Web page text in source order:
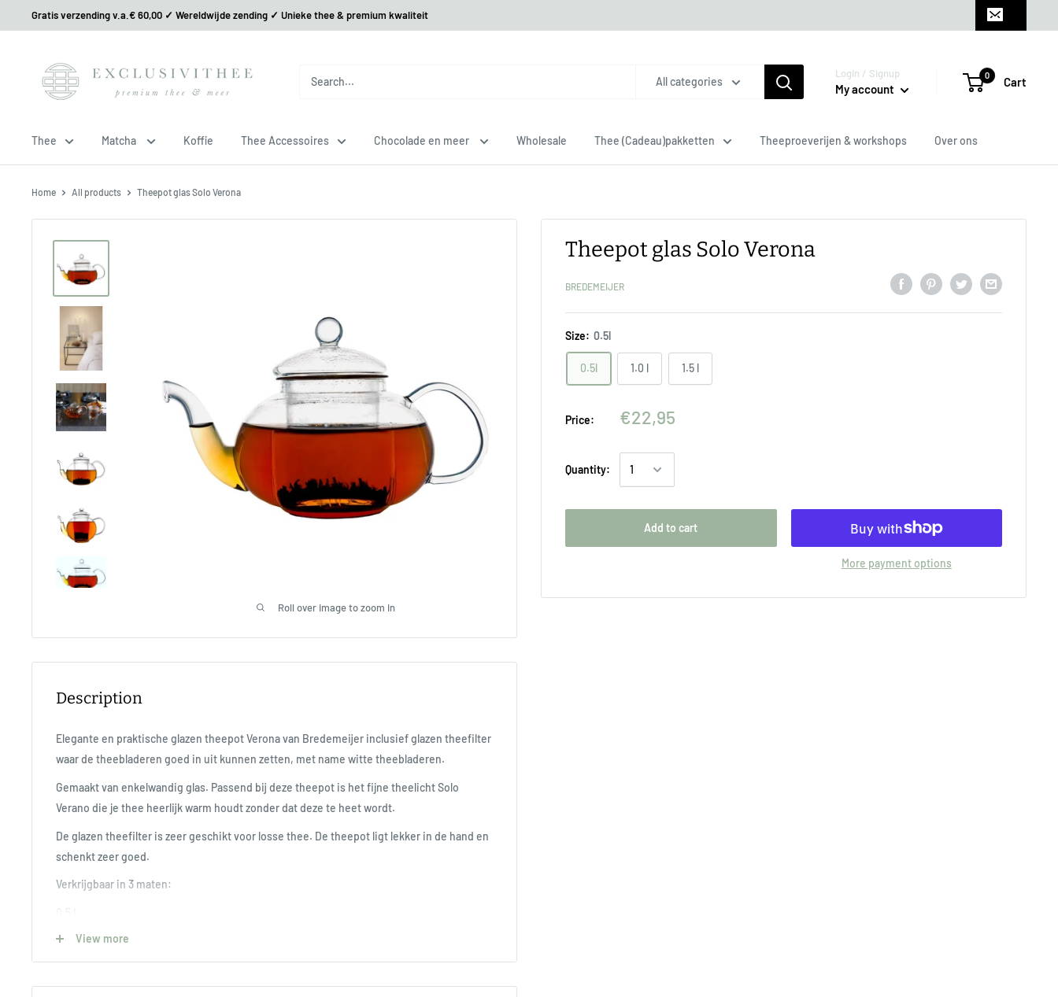
Gratis verzending v.a.€ 60,00 ✓ Wereldwijde zending ✓ Unieke thee & premium kwaliteit
All categories
Login / Signup
My account
0 Cart
Thee Matcha Koffie Thee Accessoires Chocolade en meer Wholesale Thee (Cadeau)pakketten Theeproeverijen & workshops Over ons
Home All products Theepot glas Solo Verona
Roll over image to zoom in
Theepot glas Solo Verona
BREDEMEIJER
Size: 0.5l
0.5l 1.0 l 1.5 l
Price: €22,95
Quantity:
Add to cart
More payment options
Description
Elegante en praktische glazen theepot Verona van Bredemeijer inclusief glazen theefilter
waar de theebladeren goed in uit kunnen zetten, met name witte theebladeren.
Gemaakt van enkelwandig glas. Passend bij deze theepot is het fijne theelicht Solo
Verano die je thee heerlijk warm houdt zonder dat deze te heet wordt.
De glazen theefilter is zeer geschikt voor losse thee. De theepot ligt lekker in de hand en
schenkt zeer goed.
Verkrijgbaar in 3 maten:
1,0 l View more